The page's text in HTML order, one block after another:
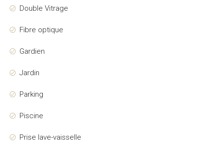
Double Vitrage
Fibre optique
Gardien
Jardin
Parking
Piscine
Prise lave-vaisselle